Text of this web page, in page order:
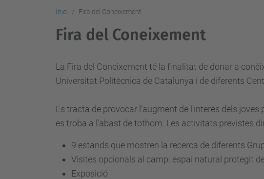
Inici Fira del Coneixement
Fira del Coneixement
La Fira del Coneixement té la finalitat de donar a
Universitat Politècnica de Catalunya i de diferents
Es tracta de provocar l'augment de l'interès dels
es troba a l'abast de tothom. Les activitats previstes
9 estands que mostren la recerca de diferents
Visites opcionals al camp: espai natural protegit
Exposició